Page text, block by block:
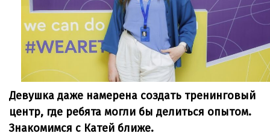
Девушка даже намерена создать тренинговый
центр, где ребята могли бы делиться опытом.
Знакомимся с Катей ближе.